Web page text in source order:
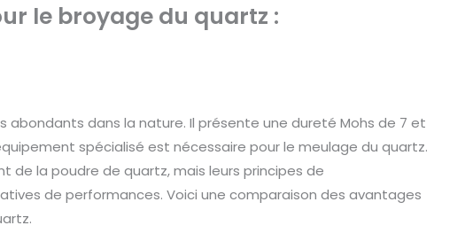
le broyage du quartz :
abondants dans la nature. Il présente une dureté Mohs de 7 et
spécialisé est nécessaire pour le meulage du quartz.
de la poudre de quartz, mais leurs principes de
de performances. Voici une comparaison des avantages